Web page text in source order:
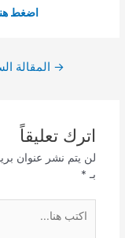
اضغط
تصفّح→ المقالة
اترك تعليقاً
لن يتم نشر عنوان
بـ *
هنا...